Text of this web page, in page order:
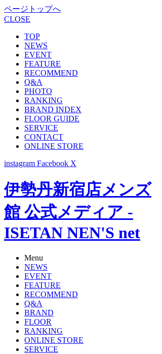
ページトップへ
CLOSE
TOP
NEWS
EVENT
FEATURE
RECOMMEND
Q&A
PHOTO
RANKING
BRAND INDEX
FLOOR GUIDE
SERVICE
CONTACT
ONLINE STORE
instagram Facebook X
伊勢丹新宿店メンズ
館 公式メディア -
ISETAN NEN'S net
Menu
NEWS
EVENT
FEATURE
RECOMMEND
Q&A
BRAND
FLOOR
RANKING
ONLINE STORE
SERVICE